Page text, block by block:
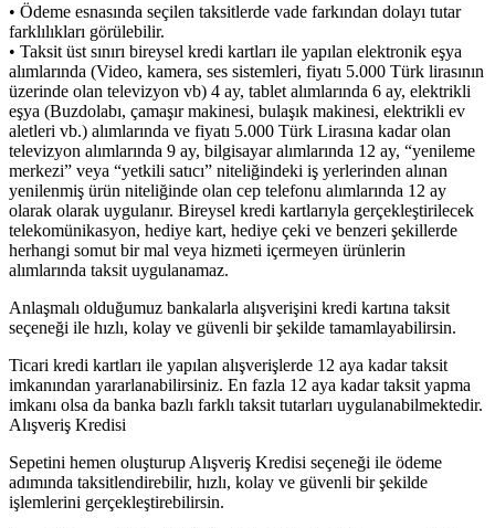
• Ödeme esnasında seçilen taksitlerde vade farkından dolayı tutar
farklılıkları görülebilir.
• Taksit üst sınırı bireysel kredi kartları ile yapılan elektronik eşya
alımlarında (Video, kamera, ses sistemleri, fiyatı 5.000 Türk lirasının
üzerinde olan televizyon vb) 4 ay, tablet alımlarında 6 ay, elektrikli
eşya (Buzdolabı, çamaşır makinesi, bulaşık makinesi, elektrikli ev
aletleri vb.) alımlarında ve fiyatı 5.000 Türk Lirasına kadar olan
televizyon alımlarında 9 ay, bilgisayar alımlarında 12 ay, “yenileme
merkezi” veya “yetkili satıcı” niteliğindeki iş yerlerinden alınan
yenilenmiş ürün niteliğinde olan cep telefonu alımlarında 12 ay
olarak olarak uygulanır. Bireysel kredi kartlarıyla gerçekleştirilecek
telekomünikasyon, hediye kart, hediye çeki ve benzeri şekillerde
herhangi somut bir mal veya hizmeti içermeyen ürünlerin
alımlarında taksit uygulanamaz.
Anlaşmalı olduğumuz bankalarla alışverişini kredi kartına taksit
seçeneği ile hızlı, kolay ve güvenli bir şekilde tamamlayabilirsin.
Ticari kredi kartları ile yapılan alışverişlerde 12 aya kadar taksit
imkanından yararlanabilirsiniz. En fazla 12 aya kadar taksit yapma
imkanı olsa da banka bazlı farklı taksit tutarları uygulanabilmektedir.
Alışveriş Kredisi
Sepetini hemen oluşturup Alışveriş Kredisi seçeneği ile ödeme
adımında taksitlendirebilir, hızlı, kolay ve güvenli bir şekilde
işlemlerini gerçekleştirebilirsin.